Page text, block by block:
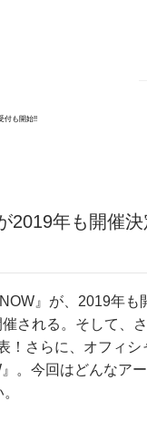
付も開始!!
2019年も開催
』が、2019年も
される。そして、
！さらに、オフィシ
。今回はどんなア